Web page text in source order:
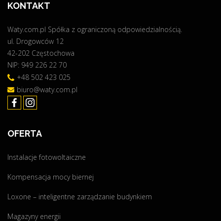
l
c
j
i
f
o
t
o
w
l
a
c
z
y
KONTAKT
Waty.com.pl Spółka z ograniczoną odpowiedzialnością.
ul. Drogowców 12
42-202 Częstochowa
NIP: 949 226 22 70
+48 502 423 025
biuro@waty.com.pl
OFERTA
Instalacje fotowoltaiczne
Kompensacja mocy biernej
Loxone – inteligentne zarządzanie budynkiem
Magazyny energii